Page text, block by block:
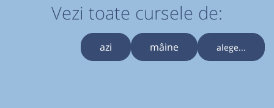
Vezi toate cursele de:
azi mâine alege...